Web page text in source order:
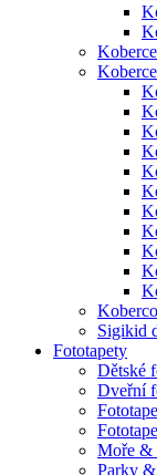
Sigikid
Fototapety
Dětské
Dveřní
Moře &
Parky